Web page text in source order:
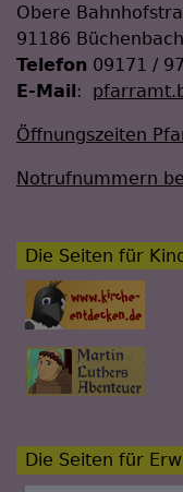
Obere
91186 Büchenbach
Telefon 09171 /
E-Mail:
Öffnungszeiten
Notrufnummern
Die Seiten für
Die Seiten für